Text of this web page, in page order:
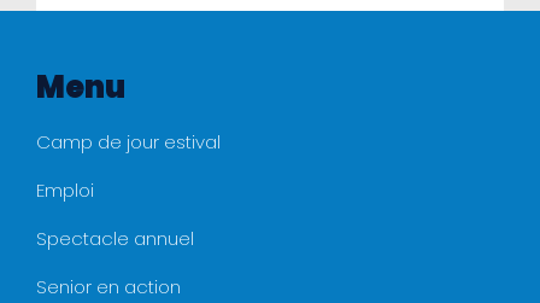
Menu
Camp de jour estival
Emploi
Spectacle annuel
Senior en action